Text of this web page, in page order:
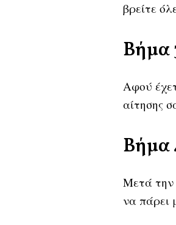
βρείτε
Βήμα
Αφού
αίτησης
Βήμα
Μετά την
να πάρει